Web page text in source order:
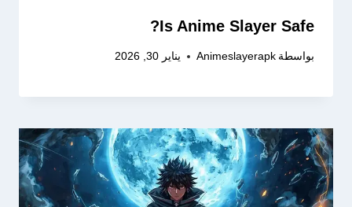
Is Anime Slayer Safe?
بواسطة Animeslayerapk يناير 30, 2026